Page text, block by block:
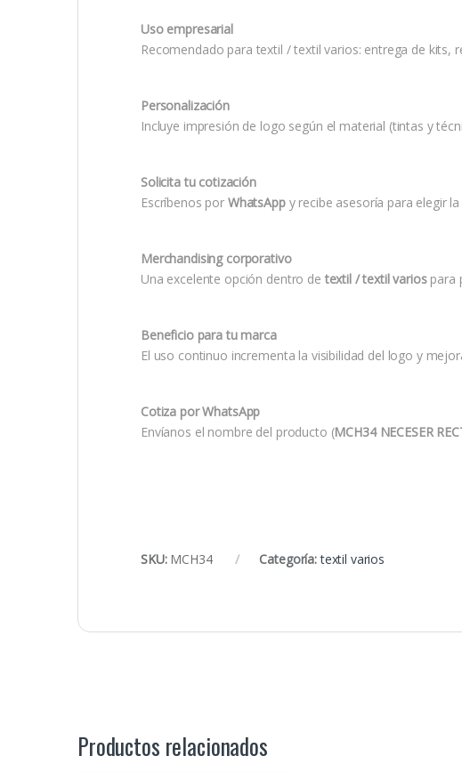
Uso empresarial
Recomendado para textil / textil varios: entrega de kits,
Personalización
Incluye impresión de logo según el material (tintas y
Solicita tu cotización
Escríbenos por WhatsAppy recibe asesoría para elegir
Merchandising corporativo
Una excelente opción dentro detextil / textil variospara
Beneficio para tu marca
El uso continuo incrementa la visibilidad del logo y
Cotiza por WhatsApp
Envíanos el nombre del producto (MCH34 NECESER
SKU: MCH34 Categoría:textil varios
Productos relacionados